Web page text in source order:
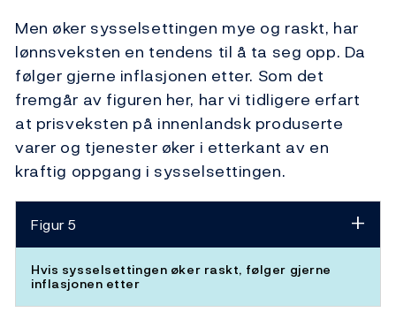
Men øker sysselsettingen mye og raskt, har
lønnsveksten en tendens til å ta seg opp. Da
følger gjerne inflasjonen etter. Som det
fremgår av figuren her, har vi tidligere erfart
at prisveksten på innenlandsk produserte
varer og tjenester øker i etterkant av en
kraftig oppgang i sysselsettingen.
Figur 5
Hvis sysselsettingen øker raskt, følger gjerne
inflasjonen etter